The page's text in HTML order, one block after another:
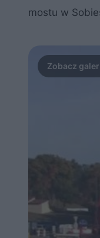
mostu w